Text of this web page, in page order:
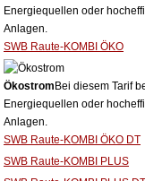
Energiequellen oder
Anlagen.
SWB Raute-KOMBI ÖKO
Ökostrom Bei diesem Tarif
Energiequellen oder
Anlagen.
SWB Raute-KOMBI ÖKO DT
SWB Raute-KOMBI PLUS